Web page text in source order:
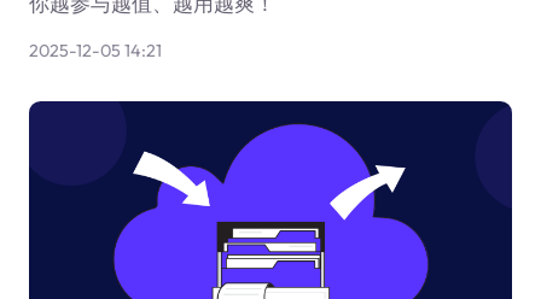
2025-12-05 14:21